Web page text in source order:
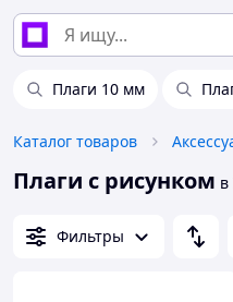
Плаги 10 мм
Каталог товаров
Плаги с рисунком
Фильтры